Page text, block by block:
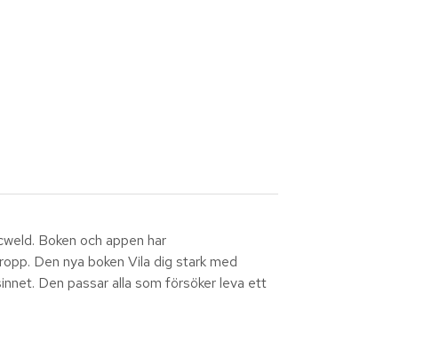
Boken och appen har
Den nya boken Vila dig stark med
Den passar alla som försöker leva ett